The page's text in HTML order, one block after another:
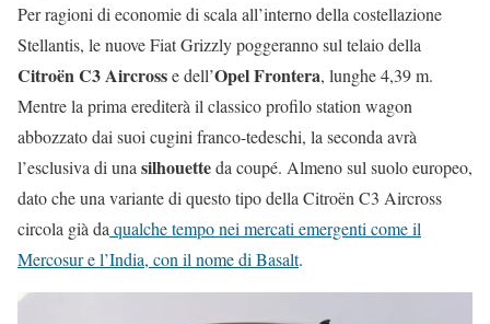
Per ragioni di economie di scala all’interno della costellazione
Stellantis, le nuove Fiat Grizzly poggeranno sul telaio della
Citroën C3 Aircrosse dell’Opel Frontera, lunghe 4,39 m.
Mentre la prima erediterà il classico profilo station wagon
abbozzato dai suoi cugini franco-tedeschi, la seconda avrà
l’esclusiva di una silhouetteda coupé. Almeno sul suolo europeo,
dato che una variante di questo tipo della Citroën C3 Aircross
circola già da qualche tempo nei mercati emergenti come il
Mercosur e l’India, con il nome di Basalt.